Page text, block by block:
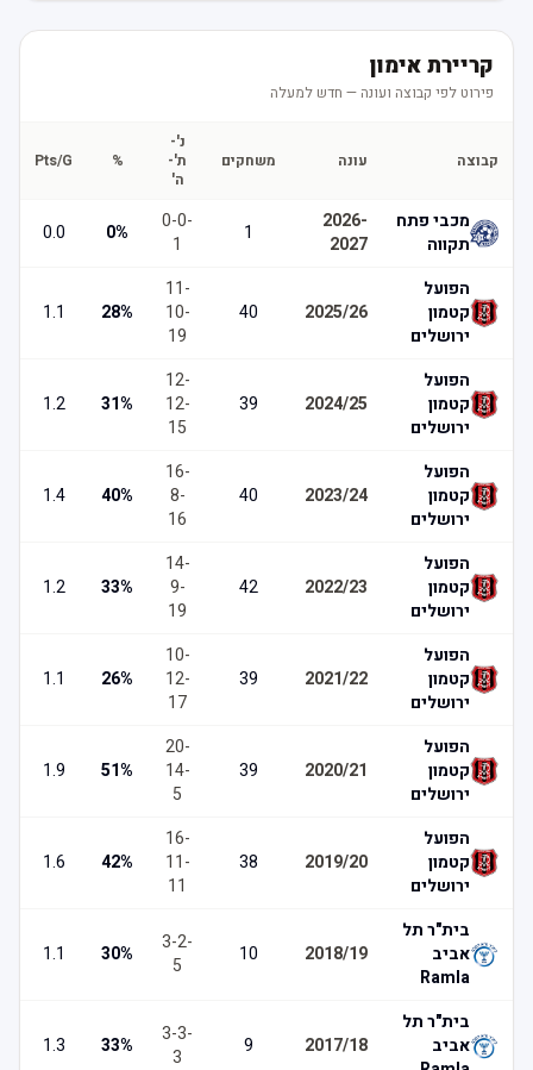
קריירת אימון
פירוט לפי קבוצה ועונה — חדש למעלה
קבוצה עונה משחקים
ת'-
Pts/G
מכבי פתח
תקווה
2026-
2027
0-
0
0.0
הפועל
קטמון
ירושלים
2025/26
40
11
10
19
28
1.1
הפועל
קטמון
ירושלים
2024/25
39
12
12
15
31
1.2
הפועל
קטמון
ירושלים
2023/24
40
16
16
40
1.4
הפועל
קטמון
ירושלים
2022/23
42
14
19
33
1.2
הפועל
קטמון
ירושלים
2021/22
39
10
12
17
26
1.1
הפועל
קטמון
ירושלים
2020/21
39
20
14
51
1.9
הפועל
קטמון
ירושלים
2019/20
38
16
11
42
1.6
בית"ר תל
אביב
Ramla
2018/19
10
3-
30
1.1
בית"ר תל
אביב
2017/18
3-
33
1.3